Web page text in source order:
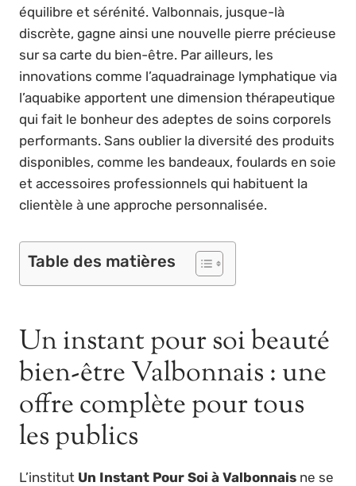
équilibre et sérénité. Valbonnais, jusque-là
discrète, gagne ainsi une nouvelle pierre précieuse
sur sa carte du bien-être. Par ailleurs, les
innovations comme l’aquadrainage lymphatique via
l’aquabike apportent une dimension thérapeutique
qui fait le bonheur des adeptes de soins corporels
performants. Sans oublier la diversité des produits
disponibles, comme les bandeaux, foulards en soie
et accessoires professionnels qui habituent la
clientèle à une approche personnalisée.
Table des matières
Un instant pour soi beauté
bien-être Valbonnais : une
offre complète pour tous
les publics
L’institut Un Instant Pour Soi à Valbonnais ne se